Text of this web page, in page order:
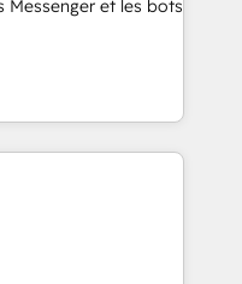
Messenger et les bots